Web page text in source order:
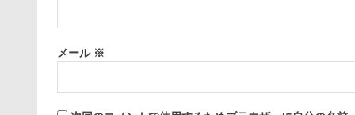
メール ※